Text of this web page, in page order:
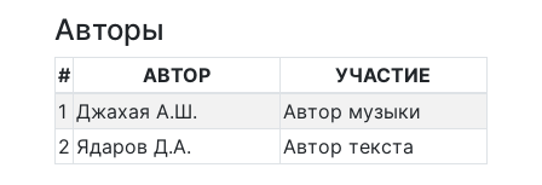
Авторы
# АВТОР
УЧАСТИЕ
1 Джахая А.Ш.
Автор музыки
2 Ядаров Д.А. Автор текста